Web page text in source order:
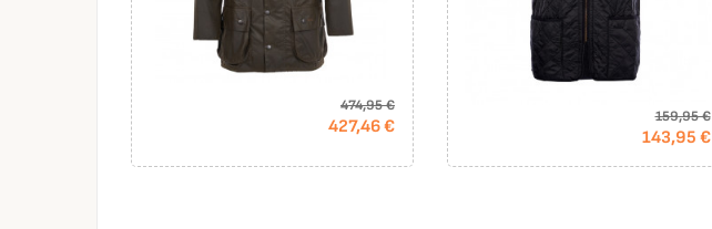
474,95 €
427,46 € 159,95 €
143,95 €